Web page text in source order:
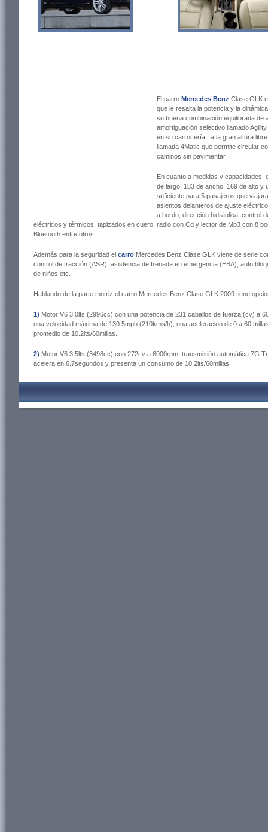
El carro Mercedes Benz Clase GLK
que le resalta la potencia y la
su buena combinación equilibrada
amortiguación selectivo llamado
en su carrocería , a la gran altura
llamada 4Matic que permite circular
caminos sin pavimentar.
En cuanto a medidas y
de largo, 183 de ancho, 169 de alto y
suficiente para 5 pasajeros que
asientos delanteros de ajuste
a bordo, dirección hidráulica, control
eléctricos y térmicos, tapizados en cuero, radio con Cd y lector de Mp3 con 8
Bluetooth entre otros.
Además para la seguridad el carro Mercedes Benz Clase GLK viene de serie
control de tracción (ASR), asistencia de frenada en emergencia (EBA), auto
de niños etc.
Hablando de la parte motriz el carro Mercedes Benz Clase GLK 2009 tiene
1) Motor V6 3.0lts (2996cc) con una potencia de 231 caballos de fuerza (cv) a
una velocidad máxima de 130.5mph (210kms/h), una aceleración de 0 a 60
promedio de 10.2lts/60millas.
2) Motor V6 3.5lts (3498cc) con 272cv a 6000rpm, transmisión automática 7G
acelera en 6.7segundos y presenta un consumo de 10.2lts/60millas.